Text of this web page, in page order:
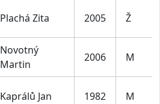
Plachá Zita 2005 Ž
Novotný
Martin
2006 M
Kaprálů Jan 1982 M